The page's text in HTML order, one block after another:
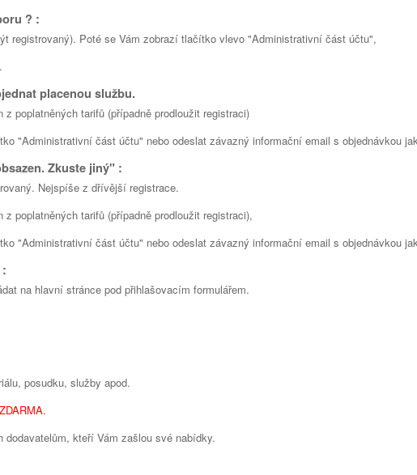
? :
registrovaný). Poté se Vám zobrazí tlačítko vlevo "Administrativní část účtu",
placenou službu.
poplatněných tarifů (případně prodloužit registraci)
"Administrativní část účtu" nebo odeslat závazný informační email s objednávkou
Zkuste jiný" :
Nejspíše z dřívější registrace.
poplatněných tarifů (případně prodloužit registraci),
"Administrativní část účtu" nebo odeslat závazný informační email s objednávkou
na hlavní stránce pod přihlašovacím formulářem.
posudku, služby apod.
ZDARMA.
dodavatelům, kteří Vám zašlou své nabídky.